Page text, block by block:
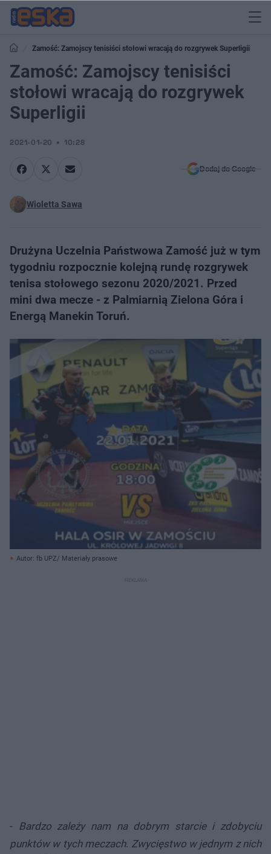
Zamość: ​Zamojscy tenisiści stołowi wracają do rozgrywek Superligii
Zamość: ​Zamojscy tenisiści
stołowi wracają do rozgrywek
Superligii
2021-01-20 10:28
Dodaj do Google
Wioletta Sawa
Drużyna Uczelnia Państwowa Zamość już w tym
tygodniu rozpocznie kolejną rundę rozgrywek
tenisa stołowego sezonu 2020/2021. Przed
mini dwa mecze - z Palmiarnią Zielona Góra i
Energą Manekin Toruń.
Autor: fb UPZ/ Materiały prasowe
-
Bardzo zależy nam na dobrym starcie i zdobyciu
punktów w tych meczach. Zwycięstwo w jednym z nich